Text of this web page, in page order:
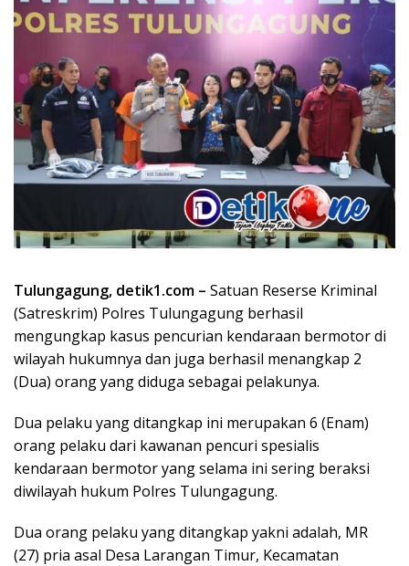
Tulungagung, detik1.com – Satuan Reserse Kriminal
(Satreskrim) Polres Tulungagung berhasil
mengungkap kasus pencurian kendaraan bermotor di
wilayah hukumnya dan juga berhasil menangkap 2
(Dua) orang yang diduga sebagai pelakunya.
Dua pelaku yang ditangkap ini merupakan 6 (Enam)
orang pelaku dari kawanan pencuri spesialis
kendaraan bermotor yang selama ini sering beraksi
diwilayah hukum Polres Tulungagung.
Dua orang pelaku yang ditangkap yakni adalah, MR
(27) pria asal Desa Larangan Timur, Kecamatan